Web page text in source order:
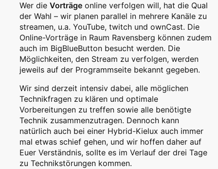
Wer die Vorträge online verfolgen will, hat die Qual
der Wahl – wir planen parallel in mehrere Kanäle zu
streamen, u.a. YouTube, twitch und ownCast. Die
Online-Vorträge in Raum Ravensberg können zudem
auch im BigBlueButton besucht werden. Die
Möglichkeiten, den Stream zu verfolgen, werden
jeweils auf der Programmseite bekannt gegeben.
Wir sind derzeit intensiv dabei, alle möglichen
Technikfragen zu klären und optimale
Vorbereitungen zu treffen sowie alle benötigte
Technik zusammenzutragen. Dennoch kann
natürlich auch bei einer Hybrid-Kielux auch immer
mal etwas schief gehen, und wir hoffen daher auf
Euer Verständnis, sollte es im Verlauf der drei Tage
zu Technikstörungen kommen.